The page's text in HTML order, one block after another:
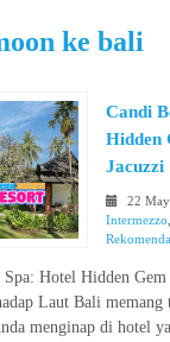
ke bali
Candi
Hidden
Jacuzzi
22
Intermezzo
Spa: Hotel Hidden
Laut Bali memang
menginap di hotel